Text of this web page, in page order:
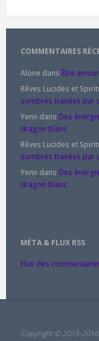
COMMENTAIRES
Alone dans Être
Rêves Lucides et
sombres traitées par
Yenn dans Des
dragon blanc
Rêves Lucides et
sombres traitées par
Yenn dans Des
dragon blanc
MÉTA & FLUX RSS
Flux des
Copyright © 2015-